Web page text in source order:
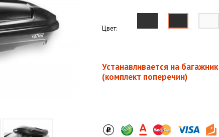
Цвет:
Устанавливается на багажник
(комплект поперечин)